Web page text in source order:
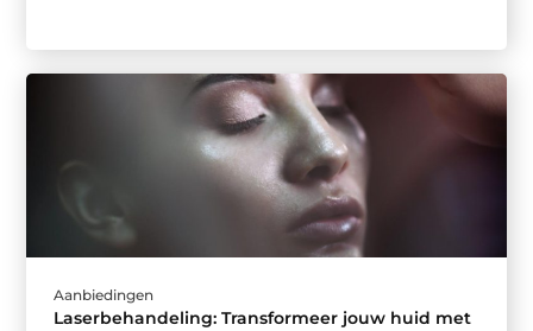
Aanbiedingen
Laserbehandeling: Transformeer jouw huid met